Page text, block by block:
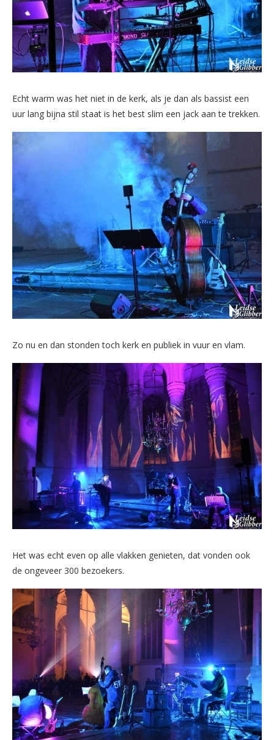
Echt warm was het niet in de kerk, als je dan als bassist een
uur lang bijna stil staat is het best slim een jack aan te trekken.
Zo nu en dan stonden toch kerk en publiek in vuur en vlam.
Het was echt even op alle vlakken genieten, dat vonden ook
de ongeveer 300 bezoekers.